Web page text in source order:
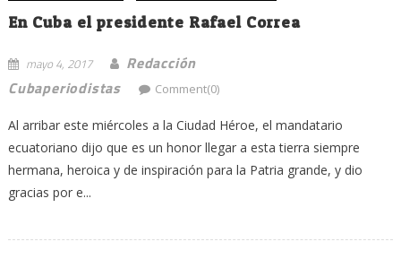
En Cuba el presidente Rafael Correa
mayo 4, 2017
Redacción
Cubaperiodistas
Comment(0)
Al arribar este miércoles a la Ciudad Héroe, el mandatario
ecuatoriano dijo que es un honor llegar a esta tierra siempre
hermana, heroica y de inspiración para la Patria grande, y dio
gracias por e...